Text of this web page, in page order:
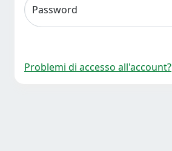
Password
Problemi di accesso all'account?